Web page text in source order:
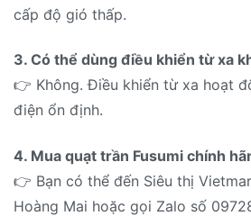
cấp độ gió thấp.
3. Có thể dùng điều khiển từ xa
👉 Không. Điều khiển từ xa hoạt
điện ổn định.
4. Mua quạt trần Fusumi chính
👉 Bạn có thể đến Siêu thị
Hoàng Mai hoặc gọi Zalo số